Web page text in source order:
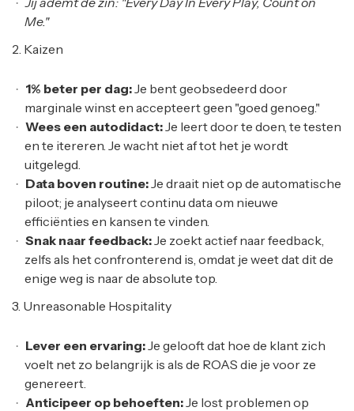
Me."
2. Kaizen
1% beter per dag:Je bent geobsedeerd door
marginale winst en accepteert geen "goed genoeg."
Wees een autodidact:Je leert door te doen, te testen
en te itereren. Je wacht niet af tot het je wordt
uitgelegd.
Data boven routine:Je draait niet op de automatische
piloot; je analyseert continu data om nieuwe
efficiënties en kansen te vinden.
Snak naar feedback:Je zoekt actief naar feedback,
zelfs als het confronterend is, omdat je weet dat dit de
enige weg is naar de absolute top.
3. Unreasonable Hospitality
Lever een ervaring:Je gelooft dat hoe de klant zich
voelt net zo belangrijk is als de ROAS die je voor ze
genereert.
Anticipeer op behoeften:Je lost problemen op